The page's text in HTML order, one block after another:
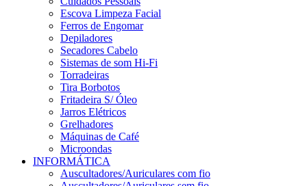
Escova Limpeza Facial
Ferros de Engomar
Depiladores
Secadores Cabelo
Sistemas de som Hi-Fi
Torradeiras
Tira Borbotos
Fritadeira S/ Óleo
Jarros Elétricos
Grelhadores
Máquinas de Café
Microondas
INFORMÁTICA
Auscultadores/Auriculares com fio